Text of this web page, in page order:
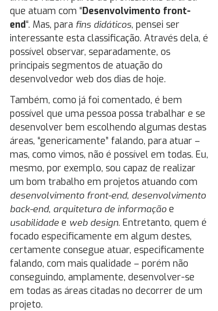
que atuam com “Desenvolvimento front-
end“. Mas, para fins didáticos, pensei ser
interessante esta classificação. Através dela, é
possível observar, separadamente, os
principais segmentos de atuação do
desenvolvedor web dos dias de hoje.
Também, como já foi comentado, é bem
possível que uma pessoa possa trabalhar e se
desenvolver bem escolhendo algumas destas
áreas, “genericamente” falando, para atuar –
mas, como vimos, não é possível em todas. Eu,
mesmo, por exemplo, sou capaz de realizar
um bom trabalho em projetos atuando com
desenvolvimento front-end, desenvolvimento
back-end, arquitetura de informação e
usabilidade e web design. Entretanto, quem é
focado especificamente em algum destes,
certamente consegue atuar, especificamente
falando, com mais qualidade – porém não
conseguindo, amplamente, desenvolver-se
em todas as áreas citadas no decorrer de um
projeto.